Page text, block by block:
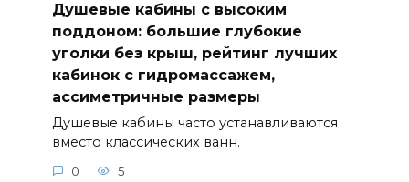
Душевые кабины с высоким
поддоном: большие глубокие
уголки без крыш, рейтинг лучших
кабинок с гидромассажем,
ассиметричные размеры
Душевые кабины часто устанавливаются
вместо классических ванн.
0 5